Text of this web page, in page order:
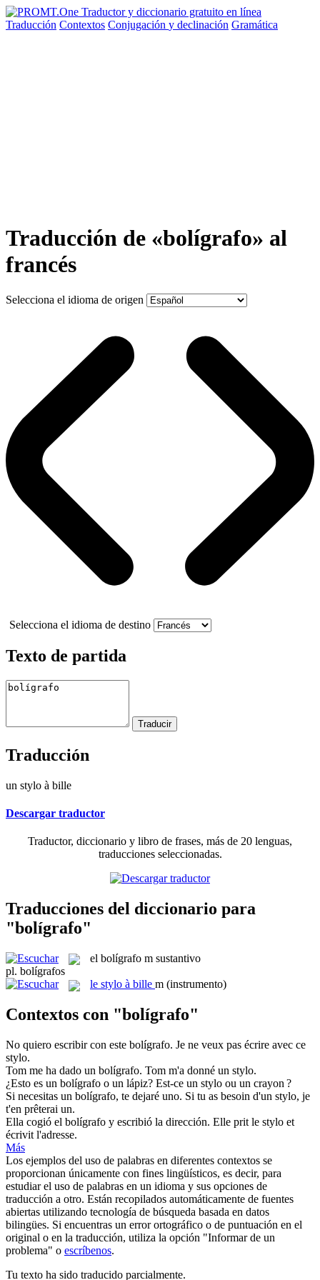
Traducción Contextos Conjugación y declinación Gramática
Traducción de «bolígrafo» al
francés
Selecciona el idioma de origen
Selecciona el idioma de destino
Texto de partida
Traducción
un stylo à bille
Descargar traductor
Traductor, diccionario y libro de frases, más de 20 lenguas,
traducciones seleccionadas.
Traducciones del diccionario para
"bolígrafo"
el bolígrafo m sustantivo
pl. bolígrafos
le stylo à bille m (instrumento)
Contextos con "bolígrafo"
No quiero escribir con este bolígrafo. Je ne veux pas écrire avec ce
stylo.
Tom me ha dado un bolígrafo. Tom m'a donné un stylo.
¿Esto es un bolígrafo o un lápiz? Est-ce un stylo ou un crayon ?
Si necesitas un bolígrafo, te dejaré uno. Si tu as besoin d'un stylo, je
t'en prêterai un.
Ella cogió el bolígrafo y escribió la dirección. Elle prit le stylo et
écrivit l'adresse.
Más
Los ejemplos del uso de palabras en diferentes contextos se
proporcionan únicamente con fines lingüísticos, es decir, para
estudiar el uso de palabras en un idioma y sus opciones de
traducción a otro. Están recopilados automáticamente de fuentes
abiertas utilizando tecnología de búsqueda basada en datos
bilingües. Si encuentras un error ortográfico o de puntuación en el
original o en la traducción, utiliza la opción "Informar de un
problema" o escríbenos.
Tu texto ha sido traducido parcialmente.